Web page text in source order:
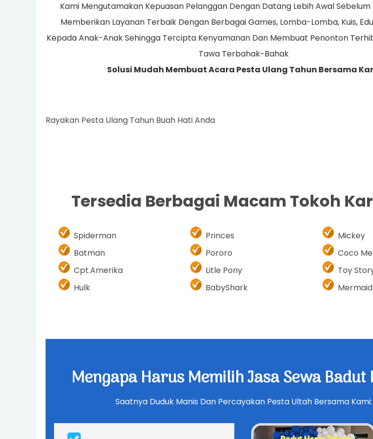
Kami Mengutamakan Kepuasan Pelanggan Dengan Datang Lebih Awal Sebelum
Memberikan Layanan Terbaik Dengan Berbagai Games, Lomba-Lomba, Kuis,
Kepada Anak-Anak Sehingga Tercipta Kenyamanan Dan Membuat Penonton
Tawa Terbahak-Bahak
Solusi Mudah Membuat Acara Pesta Ulang Tahun Bersama
Rayakan Pesta Ulang Tahun Buah Hati Anda Dengan Jasa Se
Tersedia Berbagai Macam Tokoh
Spiderman
Batman
Cpt.Amerika
Hulk
Princes
Pororo
Litle Pony
BabyShark
Mickey
Coco
Toy
Mermaid
Mengapa Harus Memilih Jasa Sewa Badut
Saatnya Duduk Manis Dan Percayakan Pesta Ultah Bersama Kami: